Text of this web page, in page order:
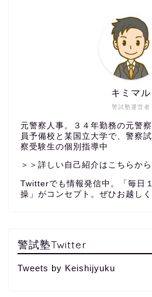
警試塾運営者
キミマル
元警察人事。３４年勤務の元警
員予備校と某国立大学で、警察
察受験生の個別指導中
＞＞詳しい自己紹介はこちらから
Twitterでも情報発信中。「毎日
操」がコンセプト。ぜひお越し
警試塾Twitter
Tweets by Keishijyuku